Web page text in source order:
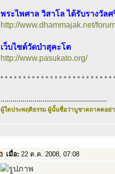
พระไพศาล วิสาโล ได้รับรางวัล
http://www.dhammajak.net/
เว็บไซต์วัดป่าสุคะโต
http://www.pasukato.org/
* * * * * * * * * * * * * * * * * * * * * * * * *
.....................................................
ผู้ใดประพฤติธรรม ผู้นั้นชื่อว่าบูชาตถาคตอย่า
เมื่อ: 22 ต.ค. 2008, 07:08